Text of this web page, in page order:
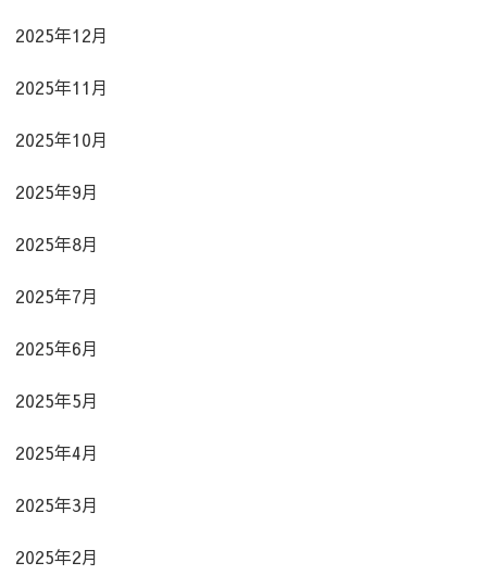
2025年12月
2025年11月
2025年10月
2025年9月
2025年8月
2025年7月
2025年6月
2025年5月
2025年4月
2025年3月
2025年2月